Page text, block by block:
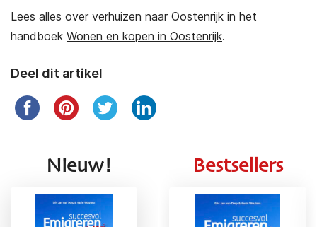
Lees alles over verhuizen naar Oostenrijk in het
handboek Wonen en kopen in Oostenrijk.
Deel dit artikel
Nieuw! Bestsellers